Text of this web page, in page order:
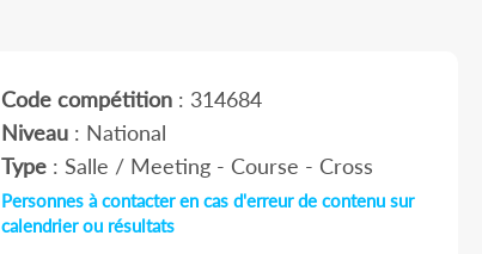
Code compétition: 314684
Niveau: National
Type: Salle / Meeting - Course - Cross
Personnes à contacter en cas d'erreur de contenu sur
calendrier ou résultats